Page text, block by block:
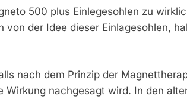
500 plus Einlegesohlen zu
der Idee dieser Einlagesohlen,
nach dem Prinzip der
Wirkung nachgesagt wird. In den